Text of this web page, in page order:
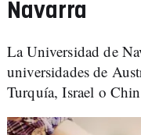
Navarra
La Universidad de
universidades de
Turquía, Israel o